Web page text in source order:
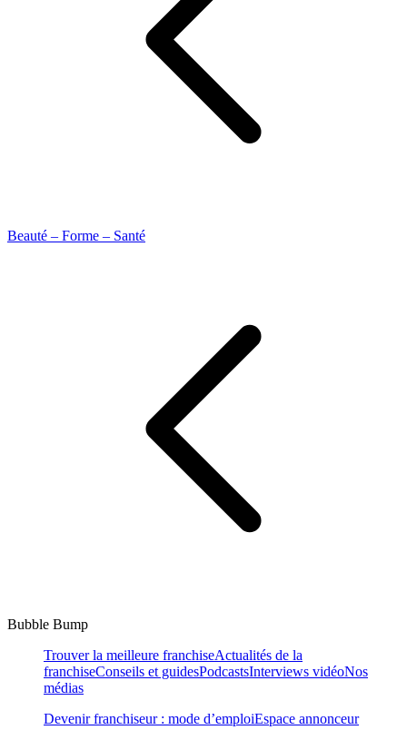
Beauté – Forme – Santé
Bubble Bump
Trouver la meilleure franchiseActualités de la
franchiseConseils et guidesPodcastsInterviews vidéoNos
médias
Devenir franchiseur : mode d’emploiEspace annonceur